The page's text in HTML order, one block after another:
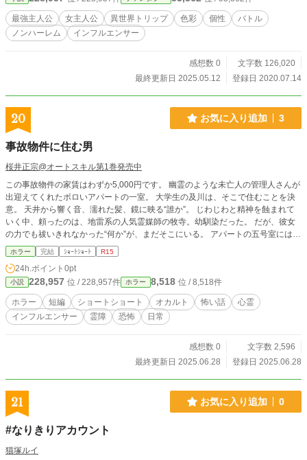
最強主人公 女主人公 異世界トリップ 色彩 個性
バトル
ノンハーレム
インフルエンサー
感想数 0
文字数 126,020
最終更新日 2025.05.12
登録日 2020.07.14
20 お気に入り追加 3
事故物件に住む男
桜井正宗@オートスキル第1巻発売中
この事故物件の家賃はわずか5,000円です。 幽霊のような未亡人の管理人さんが
出迎えてくれたボロいアパートの一室。 大学生の及川は、そこで住むことを決
意。 天井から響く音、濡れた髪、鏡に映る“誰か”。 じわじわと精神を蝕まれて
いく中、頼ったのは、地雷系の人気霊媒師の牧寺。幼馴染だった。 だが、彼女
の力でも祓いきれなかった“何か”が、まだそこにいる。 アパートの五号室には恐
ろしき真実が隠されていたのである。
ホラー 完結 ｼｮｰﾄｼｮｰﾄ R15
24h.ポイント 0pt
小説 228,957 位 / 228,957件 ホラー 8,518 位 / 8,518件
ホラー 短編 ショートショート オカルト 怖い話
心霊
インフルエンサー
霊障 恐怖 日常
感想数 0
文字数 2,596
最終更新日 2025.06.28
登録日 2025.06.28
21 お気に入り追加 0
#なりきりアカウント
猫塚ルイ